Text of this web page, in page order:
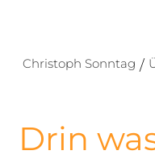
Christoph Sonntag /
Drin